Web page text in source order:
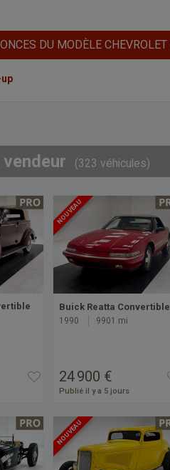
DU MODÈLE
(323 véhicules)
NOUVEAU
Buick Reatta Convertible
1990 9901 mi
24 900 €
Publié il y a 5 jours
NOUVEAU